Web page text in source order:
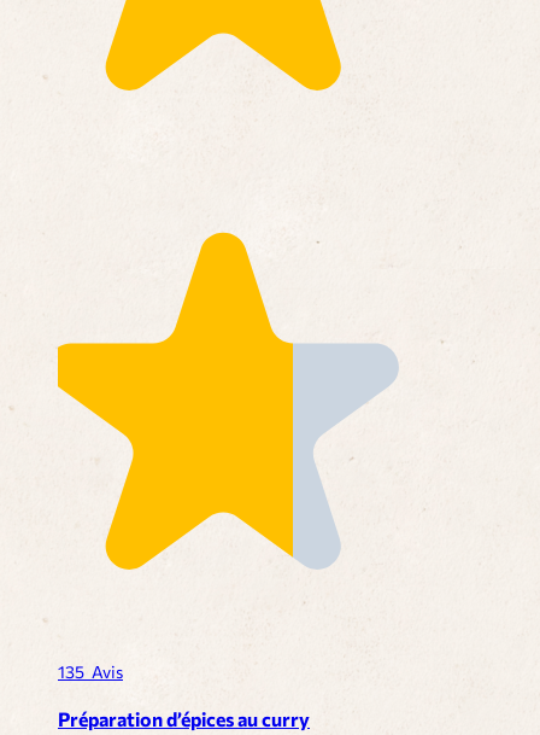
135 Avis
Préparation d’épices au curry